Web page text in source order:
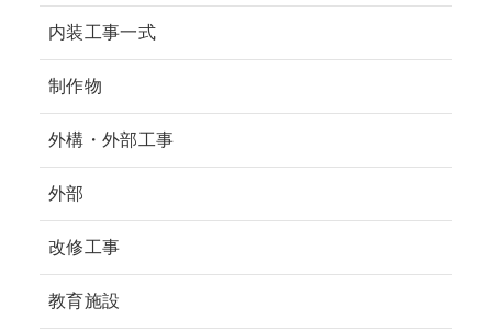
内装工事一式
制作物
外構・外部工事
外部
改修工事
教育施設